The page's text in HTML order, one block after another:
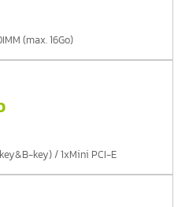
(max. 16Go)
key&B-key) / 1xMini PCI-E